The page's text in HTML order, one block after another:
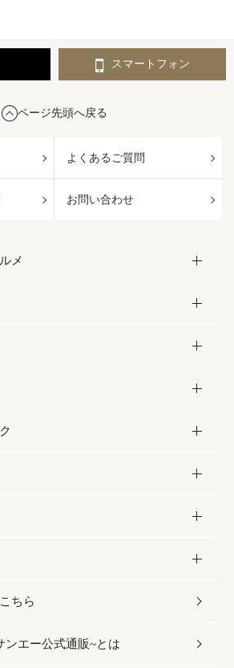
スマートフォン
ページ先頭へ戻る
よくあるご質問
お問い合わせ
メ
唐辛子
・カクテル
ちら
ンエー公式通販~とは